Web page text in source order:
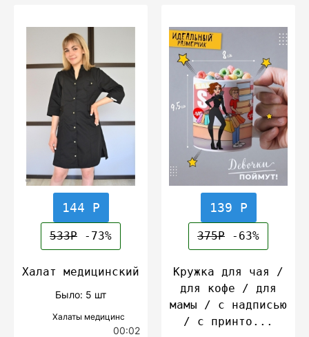
144 Р
533Р -73%
Халат медицинский
Было: 5 шт
Халаты медицинс
00:02
139 Р
375Р -63%
Кружка для чая /
для кофе / для
мамы / с надписью
/ с принто...